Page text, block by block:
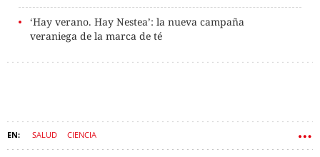
‘Hay verano. Hay Nestea’: la nueva campaña
veraniega de la marca de té
SALUD CIENCIA